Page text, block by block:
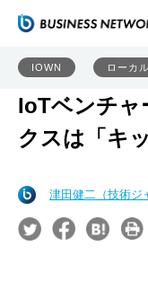
IOWN ローカ
IoTベンチャ
クスは「キ
津田健二（技術ジ